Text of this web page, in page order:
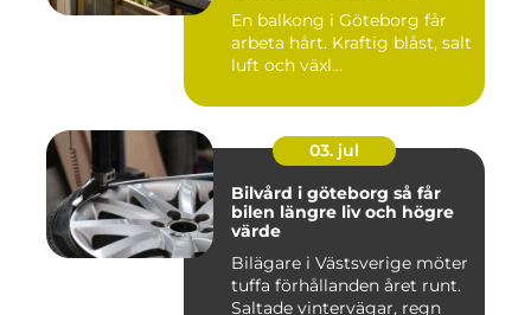
En balkong i Göteborg får
arbeta hårt. Kraftig blåst, salt
luft och växl...
03. jul
Bilvård i göteborg så får
bilen längre liv och högre
värde
Bilägare i Västsverige möter
tuffa förhållanden året runt.
Saltade vintervägar, regn